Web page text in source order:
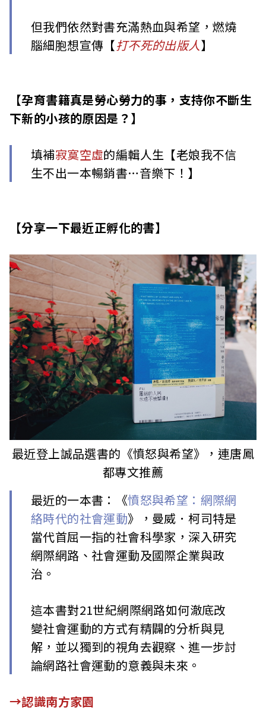
但我們依然對書充滿熱血與希望，燃燒
腦細胞想宣傳【打不死的出版人】
【孕育書籍真是勞心勞力的事，支持你不斷生
下新的小孩的原因是？】
填補寂寞空虛的編輯人生【老娘我不信
生不出一本暢銷書…音樂下！】
【分享一下最近正孵化的書】
最近登上誠品選書的《憤怒與希望》，連唐鳳
都專文推薦
最近的一本書：《憤怒與希望：網際網
絡時代的社會運動》，曼威．柯司特是
當代首屈一指的社會科學家，深入研究
網際網路、社會運動及國際企業與政
治。
這本書對21世紀網際網路如何澈底改
變社會運動的方式有精闢的分析與見
解，並以獨到的視角去觀察、進一步討
論網路社會運動的意義與未來。
→認識南方家園